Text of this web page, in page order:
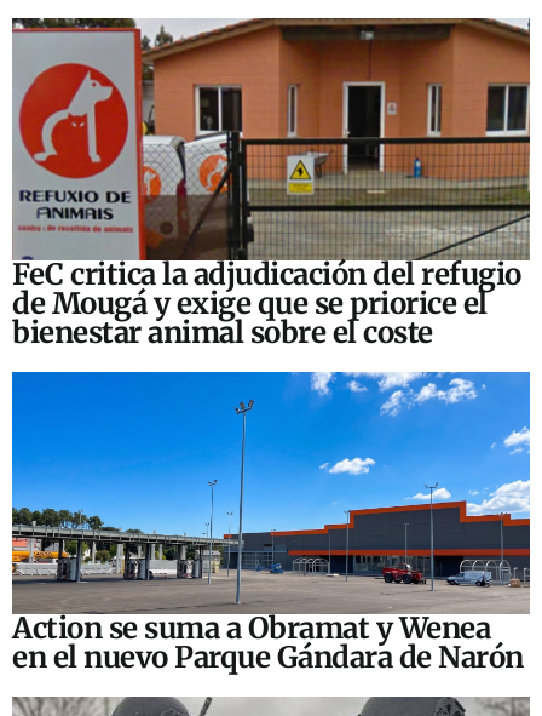
FeC critica la adjudicación del refugio
de Mougá y exige que se priorice el
bienestar animal sobre el coste
Action se suma a Obramat y Wenea
en el nuevo Parque Gándara de Narón